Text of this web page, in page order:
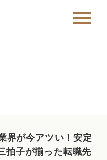
界が今アツい！安定
拍子が揃った転職先